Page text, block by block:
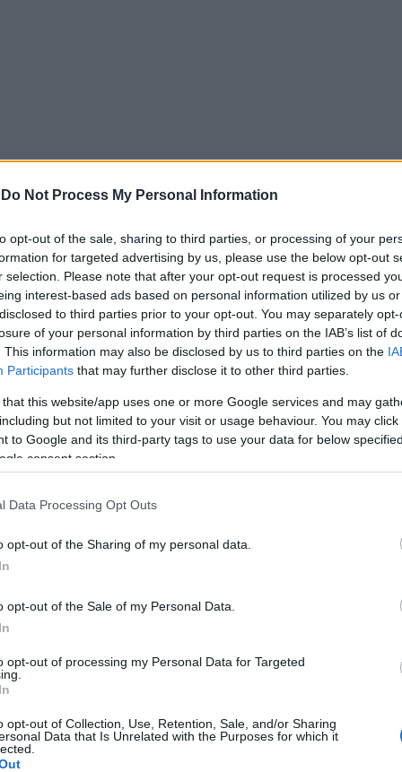
Do Not Process My Personal Information
opt-out of the sale, sharing to third parties, or processing of your
for targeted advertising by us, please use the below opt-out
selection. Please note that after your opt-out request is processed
interest-based ads based on personal information utilized by us
to third parties prior to your opt-out. You may separately
of your personal information by third parties on the IAB’s list of
This information may also be disclosed by us to third parties on the
Participants that may further disclose it to other third parties.
that this website/app uses one or more Google services and may
but not limited to your visit or usage behaviour. You may
to Google and its third-party tags to use your data for below
consent section.
Data Processing Opt Outs
opt-out of the Sharing of my personal data.
opt-out of the Sale of my Personal Data.
opt-out of processing my Personal Data for Targeted
opt-out of Collection, Use, Retention, Sale, and/or Sharing
Data that Is Unrelated with the Purposes for which it
αλλά με κόσμο στον τελικό με τον Ολυμπιακό
τόσο στη Λεμεσό όσο και στο Τούρκου, κοιτάζει
του. Όπως ο Έλληνας πρωταθλητής δεν αγωνίστηκε
δεν θα δώσει το “παρών” στους περίφημους
ο άνθρωπος που υποχρέωσε τον Σουηδό στην πρώτη
κάνουν το σπορ μας όμορφο και συναρπαστικό.
στο τέλος της ημέρας είμαστε όλοι φίλοι και θα
αύριο, αν και σήμερα βρέχει“, είπε η Μανόλο στη
και Σόντρε, οι Αμερικανοί Σαμ Κέντρικς και Ζακ
Κολέ και ο Ολλανδός Μένο Φλόον. Το επί κοντώ αρχίσει
οποία δεν έχει βρει ακόμα αγωνιστικό ρυθμό, έχοντας ως
της στον αγώνα, που θα ξεκινήσει στις 21:35, είναι
Κ20 (71.74), η Σέρβα Αντριάνα Βίλαγκος, η
και Μαρί-Τερίζ Ομπστ, η Τσέχα Νίκολα Ογκροντνίκοβα, η
Εκουαδόρ.